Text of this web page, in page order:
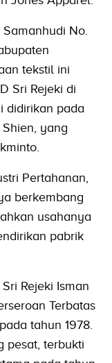
No.
tekstil ini
Sri Rejeki di
didirikan pada
yang
Pertahanan,
berkembang
usahanya
pabrik
Rejeki Isman
Terbatas
tahun 1978.
pesat, terbukti